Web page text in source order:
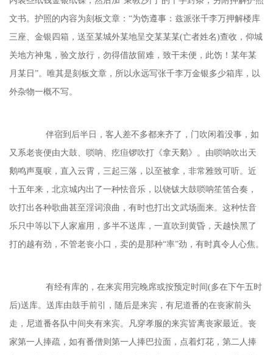
文书。护照的内容为刻板文章：“为饬遵事：兹派张千李万押解楼库
三座、金银四箱，送至某城外某地呈交某某某(亡者姓名)查收，仰城
关地方神鬼，验文放行，勿得借故留难，致干未便，此饬！某年某
月某日”。唯其是刻板文章，所以永远写张千李万金银多少箱库，以
外杂物一概不写。
伴宿到后半日，客人差不多都来齐了，门吹闲着没事，如
又系老丧便由大鼓、唢呐、疙疸锣吹打《拿天鹅》。由唢呐吹出天
鹅鸣声戛唳，直入云霄，三起三落，以至被拿，非常雅致可听。近
十五年来，北京城内出了一种怯音乐，以铙钹大鼓唢呐笙笛合奏，
吹打出各种歌曲甚至淫词浪曲，有时也打出文武场面来。这种怯音
乐只中等以下人家雇用，多半不送库，一直吹到黄昏，天越快黑了
打的越有劲，不管老丧小口，卖的是那种“率”劲，有时真令人心焦。
有经有库的，在来宾用完晚席或按预定时间(多在下午五时
后)送库。送库由鼓手前引，随后是来宾，有尼道番的在丧家前头
走，尼道番各队中间夹有来宾。凡穿孝服的来宾皆离丧家最近。丧
家第一人捧疏，如有番僧则第一人捧巴拉面，点着灯花，第二人捧